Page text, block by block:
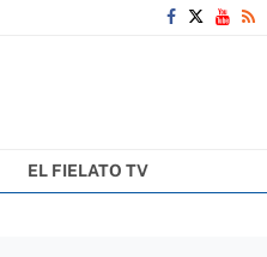
EL FIELATO TV